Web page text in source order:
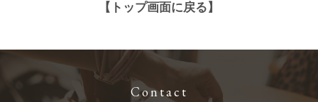
【トップ画面に戻る】
Contact